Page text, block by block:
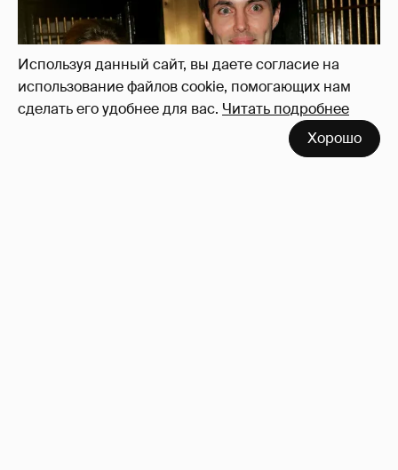
Используя данный сайт, вы даете согласие на
использование файлов cookie, помогающих нам
сделать его удобнее для вас. Читать подробнее
Хорошо